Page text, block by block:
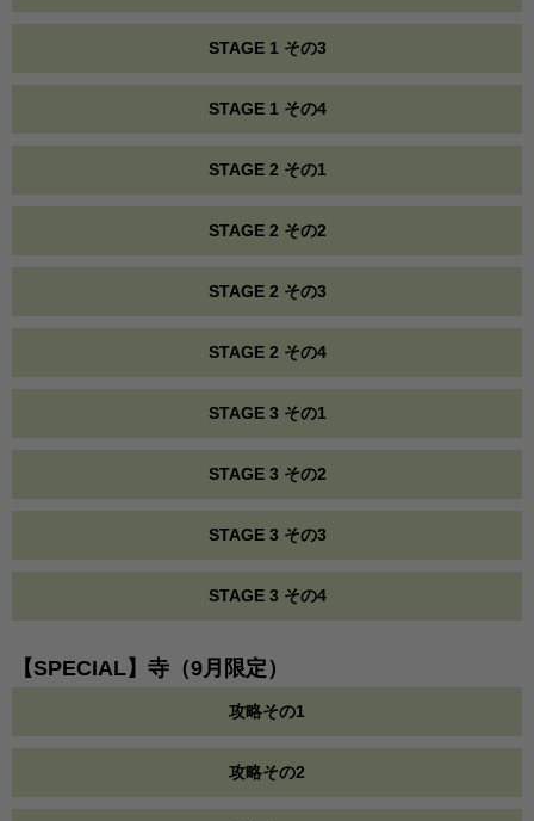
STAGE 1 その3
STAGE 1 その4
STAGE 2 その1
STAGE 2 その2
STAGE 2 その3
STAGE 2 その4
STAGE 3 その1
STAGE 3 その2
STAGE 3 その3
STAGE 3 その4
【SPECIAL】寺（9月限定）
攻略その1
攻略その2